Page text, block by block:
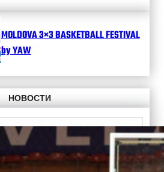
MOLDOVA 3×3 BASKETBALL FESTIVAL
by YAW
НОВОСТИ